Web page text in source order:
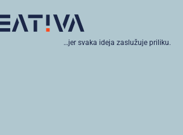
…jer svaka ideja zaslužuje priliku.